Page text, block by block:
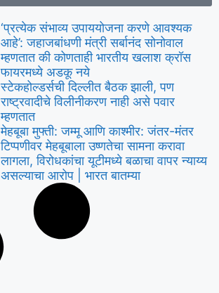
‘प्रत्येक संभाव्य उपाययोजना करणे आवश्यक
आहे’: जहाजबांधणी मंत्री सर्बानंद सोनोवाल
म्हणतात की कोणताही भारतीय खलाश क्रॉस
फायरमध्ये अडकू नये
स्टेकहोल्डर्सची दिल्लीत बैठक झाली, पण
राष्ट्रवादीचे विलीनीकरण नाही असे पवार
म्हणतात
मेहबूबा मुफ्ती: जम्मू आणि काश्मीर: जंतर-मंतर
टिप्पणीवर मेहबूबाला उष्णतेचा सामना करावा
लागला, विरोधकांचा यूटीमध्ये बळाचा वापर न्याय्य
असल्याचा आरोप | भारत बातम्या